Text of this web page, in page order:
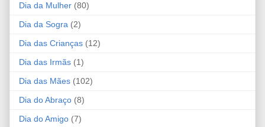
Dia da Mulher (80)
Dia da Sogra (2)
Dia das Crianças (12)
Dia das Irmãs (1)
Dia das Mães (102)
Dia do Abraço (8)
Dia do Amigo (7)